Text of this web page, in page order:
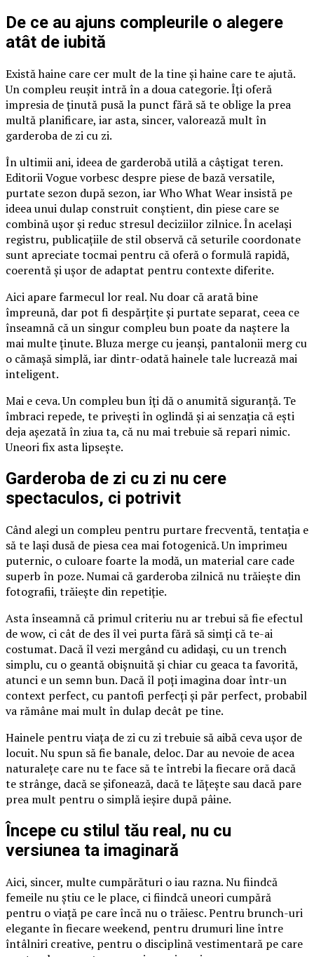
De ce au ajuns compleurile o alegere
atât de iubită
Există haine care cer mult de la tine și haine care te ajută.
Un compleu reușit intră în a doua categorie. Îți oferă
impresia de ținută pusă la punct fără să te oblige la prea
multă planificare, iar asta, sincer, valorează mult în
garderoba de zi cu zi.
În ultimii ani, ideea de garderobă utilă a câștigat teren.
Editorii Vogue vorbesc despre piese de bază versatile,
purtate sezon după sezon, iar Who What Wear insistă pe
ideea unui dulap construit conștient, din piese care se
combină ușor și reduc stresul deciziilor zilnice. În același
registru, publicațiile de stil observă că seturile coordonate
sunt apreciate tocmai pentru că oferă o formulă rapidă,
coerentă și ușor de adaptat pentru contexte diferite.
Aici apare farmecul lor real. Nu doar că arată bine
împreună, dar pot fi despărțite și purtate separat, ceea ce
înseamnă că un singur compleu bun poate da naștere la
mai multe ținute. Bluza merge cu jeanși, pantalonii merg cu
o cămașă simplă, iar dintr-odată hainele tale lucrează mai
inteligent.
Mai e ceva. Un compleu bun îți dă o anumită siguranță. Te
îmbraci repede, te privești în oglindă și ai senzația că ești
deja așezată în ziua ta, că nu mai trebuie să repari nimic.
Uneori fix asta lipsește.
Garderoba de zi cu zi nu cere
spectaculos, ci potrivit
Când alegi un compleu pentru purtare frecventă, tentația e
să te lași dusă de piesa cea mai fotogenică. Un imprimeu
puternic, o culoare foarte la modă, un material care cade
superb în poze. Numai că garderoba zilnică nu trăiește din
fotografii, trăiește din repetiție.
Asta înseamnă că primul criteriu nu ar trebui să fie efectul
de wow, ci cât de des îl vei purta fără să simți că te-ai
costumat. Dacă îl vezi mergând cu adidași, cu un trench
simplu, cu o geantă obișnuită și chiar cu geaca ta favorită,
atunci e un semn bun. Dacă îl poți imagina doar într-un
context perfect, cu pantofi perfecți și păr perfect, probabil
va rămâne mai mult în dulap decât pe tine.
Hainele pentru viața de zi cu zi trebuie să aibă ceva ușor de
locuit. Nu spun să fie banale, deloc. Dar au nevoie de acea
naturalețe care nu te face să te întrebi la fiecare oră dacă
te strânge, dacă se șifonează, dacă te lățește sau dacă pare
prea mult pentru o simplă ieșire după pâine.
Începe cu stilul tău real, nu cu
versiunea ta imaginară
Aici, sincer, multe cumpărături o iau razna. Nu fiindcă
femeile nu știu ce le place, ci fiindcă uneori cumpără
pentru o viață pe care încă nu o trăiesc. Pentru brunch-uri
elegante în fiecare weekend, pentru drumuri line între
întâlniri creative, pentru o disciplină vestimentară pe care